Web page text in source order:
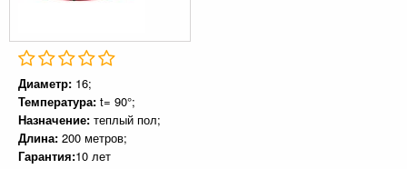
Диаметр: 16;
Температура: t= 90°;
Назначение: теплый пол;
Длина: 200 метров;
Гарантия:10 лет